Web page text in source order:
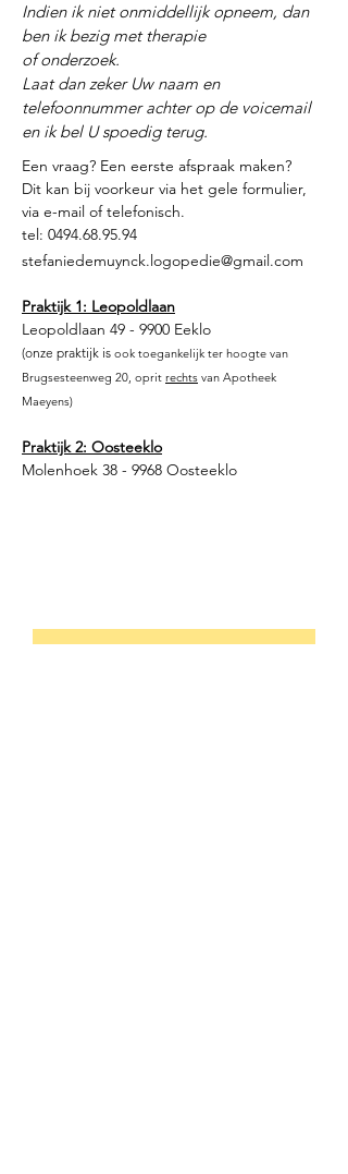
Indien ik niet onmiddellijk opneem, dan
ben ik bezig met therapie
of onderzoek.
Laat dan zeker Uw naam en
telefoonnummer achter op de voicemail
en ik bel U spoedig terug.
Een vraag? Een eerste afspraak maken?
Dit kan bij voorkeur via het gele formulier,
via e-mail of telefonisch.
tel: 0494.68.95.94
stefaniedemuynck.logopedie@gmail.com
Praktijk 1: Leopoldlaan
Leopoldlaan 49 - 9900 Eeklo
(onze praktijk is ook toegankelijk ter hoogte van
Brugsesteenweg 20, oprit rechts van Apotheek
Maeyens)
Praktijk 2: Oosteeklo
Molenhoek 38 - 9968 Oosteeklo